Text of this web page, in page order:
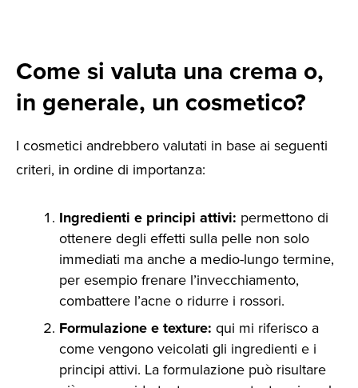
Come si valuta una crema o,
in generale, un cosmetico?
I cosmetici andrebbero valutati in base ai seguenti
criteri, in ordine di importanza:
Ingredienti e principi attivi: permettono di
ottenere degli effetti sulla pelle non solo
immediati ma anche a medio-lungo termine,
per esempio frenare l’invecchiamento,
combattere l’acne o ridurre i rossori.
Formulazione e texture: qui mi riferisco a
come vengono veicolati gli ingredienti e i
principi attivi. La formulazione può risultare